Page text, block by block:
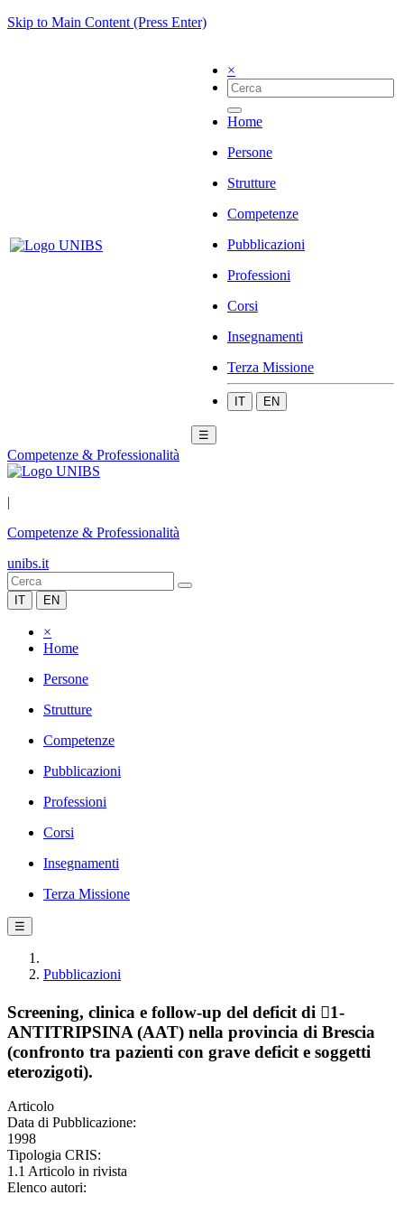
Skip to Main Content (Press Enter)
×
Home
Persone
Strutture
Competenze
Pubblicazioni
Professioni
Corsi
Insegnamenti
Terza Missione
IT EN
☰
Competenze & Professionalità
|
Competenze & Professionalità
unibs.it
IT EN
×
Home
Persone
Strutture
Competenze
Pubblicazioni
Professioni
Corsi
Insegnamenti
Terza Missione
☰
Pubblicazioni
Screening, clinica e follow-up del deficit di 1-
ANTITRIPSINA (AAT) nella provincia di Brescia
(confronto tra pazienti con grave deficit e soggetti
eterozigoti).
Articolo
Data di Pubblicazione:
1998
Tipologia CRIS:
1.1 Articolo in rivista
Elenco autori: